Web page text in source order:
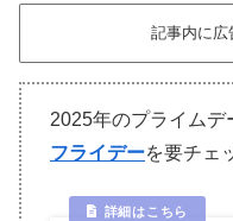
記事内に広
2025年のプライムデ
フライデーを要チェ